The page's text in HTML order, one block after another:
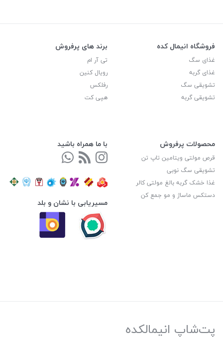
فروشگاه انیمال کده
غذای سگ
غذای گربه
تشویقی سگ
تشویقی گربه
برند های پرفروش
تی آر ام
رویال کنین
رفلکس
هپی کت
محصولات پرفروش
قرص مولتی ویتامین تاپ تن
تشویقی سگ نوبی
غذا خشک گربه بالغ مولتی کالر
دستکس ماساژ و مو جمع کن
با ما همراه باشید
مسیریابی با نشان و بلد
پت‌شاپ انیمالکده